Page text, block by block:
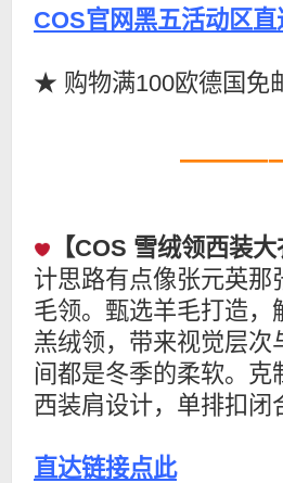
COS官网黑五活动区
★ 购物满100欧德国免
【COS 雪绒领西装
计思路有点像张元英
毛领。甄选羊毛打造
羔绒领，带来视觉层
间都是冬季的柔软。
西装肩设计，单排扣
直达链接点此